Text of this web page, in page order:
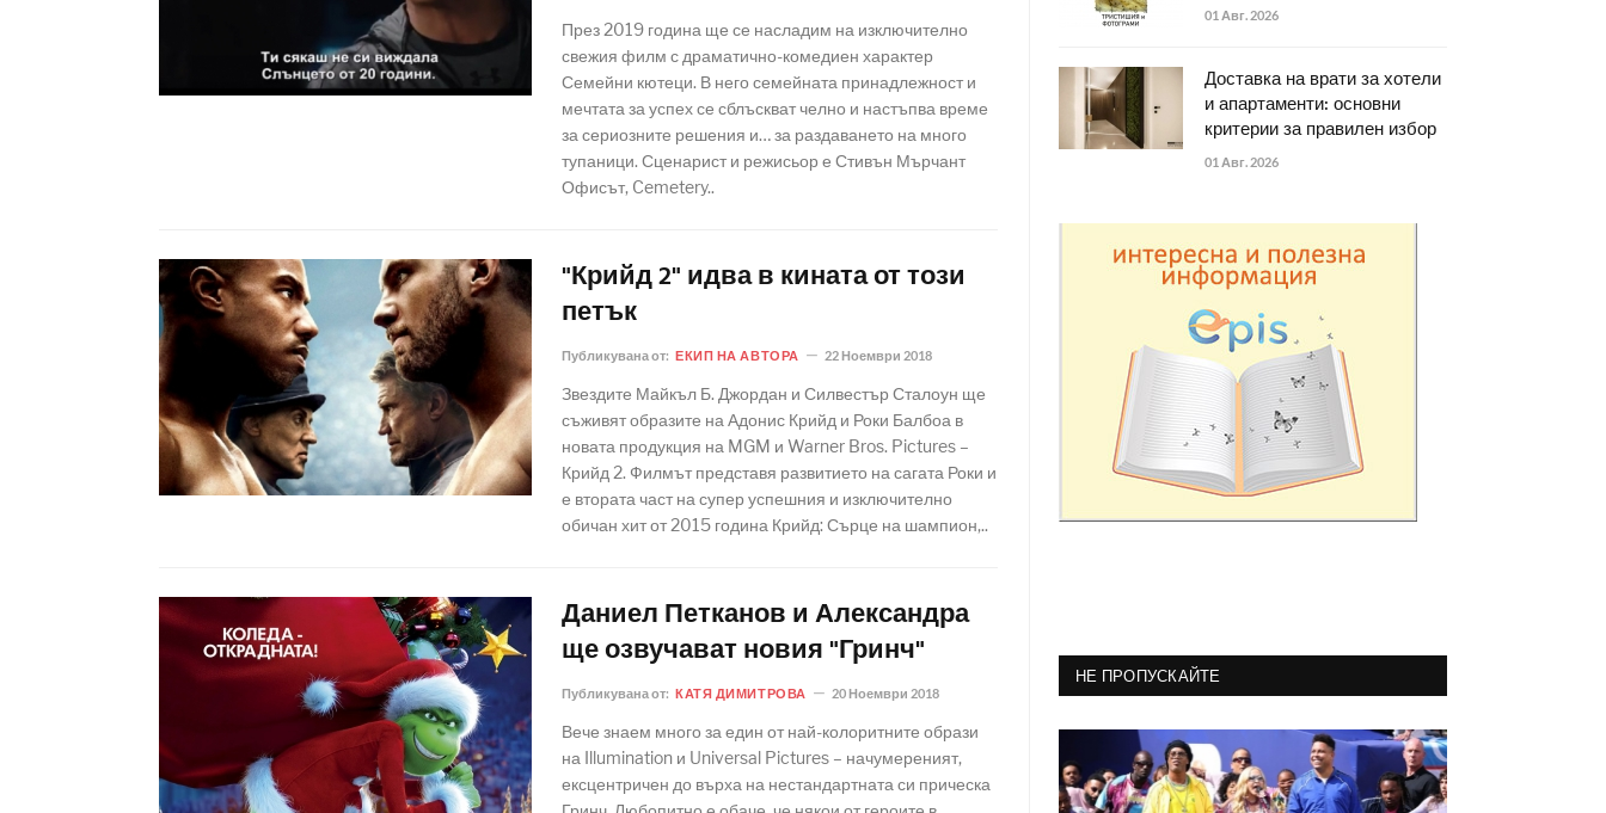
През 2019 година ще се насладим на изключително
свежия филм с драматично-комедиен характер
Семейни кютеци. В него семейната принадлежност и
мечтата за успех се сблъскват челно и настъпва време
за сериозните решения и… за раздаването на много
тупаници. Сценарист и режисьор е Стивън Мърчант
Офисът, Cemetery..
"Крийд 2" идва в кината от този
петък
Публикувана от: ЕКИП НА АВТОРА 22 Ноември 2018
Звездите Майкъл Б. Джордан и Силвестър Сталоун ще
съживят образите на Адонис Крийд и Роки Балбоа в
новата продукция на MGM и Warner Bros. Pictures –
Крийд 2. Филмът представя развитието на сагата Роки и
е втората част на супер успешния и изключително
обичан хит от 2015 година Крийд: Сърце на шампион,..
Даниел Петканов и Александра
ще озвучават новия "Гринч"
Публикувана от: КАТЯ ДИМИТРОВА 20 Ноември 2018
Вече знаем много за един от най-колоритните образи
на Illumination и Universal Pictures – начумереният,
ексцентричен до върха на нестандартната си прическа
01 Авг. 2026
Доставка на врати за хотели
и апартаменти: основни
критерии за правилен избор
01 Авг. 2026
НЕ ПРОПУСКАЙТЕ